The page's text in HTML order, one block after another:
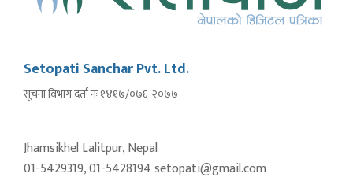
Setopati Sanchar Pvt. Ltd.
सूचना विभाग दर्ता नंः १४१७/०७६-२०७७
Jhamsikhel Lalitpur, Nepal
01-5429319, 01-5428194 setopati@gmail.com